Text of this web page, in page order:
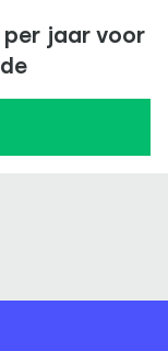
per jaar voor